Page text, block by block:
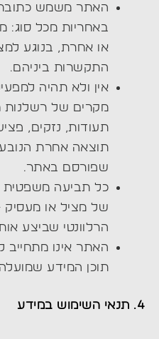
האתר משמש כתובת
באחריות מכל סוג:
או אחרת, בנוגע
התקשרות ביניהם.
אין ולא תהיה
מקרים של רשלנות
תעודות, נזקים,
תוצאה אחרת
שפורסם באתר.
כל תביעה משפטית
של מציל או מעסיק
הרלוונטי שביצע
האתר אינו מתחייב
תוכן המידע
4. תנאי השימוש במידע